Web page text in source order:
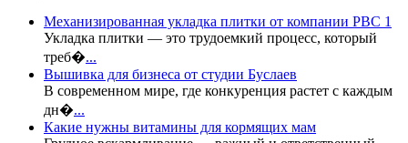
Механизированная укладка плитки от компании РВС 1
Укладка плитки — это трудоемкий процесс, который
треб�...
Вышивка для бизнеса от студии Буслаев
В современном мире, где конкуренция растет с каждым
дн�...
Какие нужны витамины для кормящих мам